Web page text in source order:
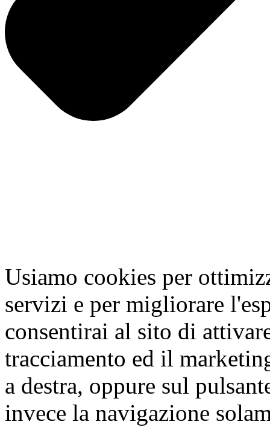
Usiamo cookies per
servizi e per migliorare
consentirai al sito di
tracciamento ed il
a destra, oppure sul
invece la navigazione